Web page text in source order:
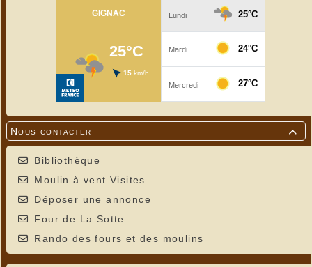

Nous contacter
Bibliothèque
Moulin à vent Visites
Déposer une annonce
Four de La Sotte
Rando des fours et des moulins